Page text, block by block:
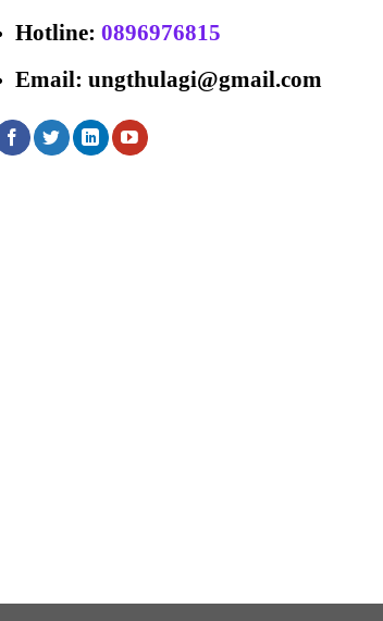
Hotline: 0896976815
Email: ungthulagi@gmail.com